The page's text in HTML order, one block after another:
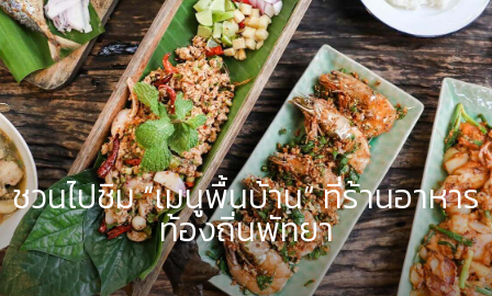
ชวนไปชิม “เมนูพื้นบ้าน” ที่ร้านอาหาร
ท้องถิ่นพัทยา